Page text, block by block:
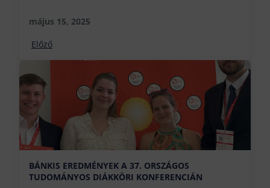
május 15, 2025
Előző
BÁNKIS EREDMÉNYEK A 37. ORSZÁGOS
TUDOMÁNYOS DIÁKKÖRI KONFERENCIÁN